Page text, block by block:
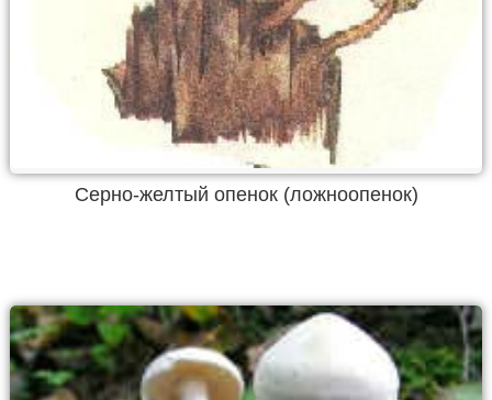
Серно-желтый опенок (ложноопенок)